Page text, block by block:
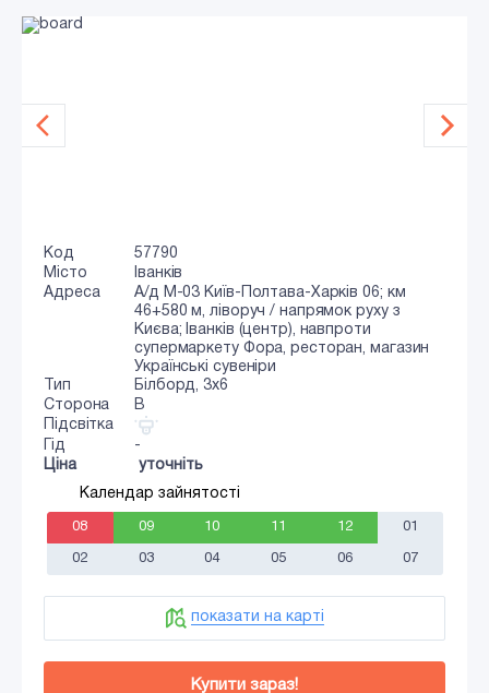
Код
57790
Місто
Іванків
Адреса
А/д М-03 Київ-Полтава-Харків 06; км
46+580 м, ліворуч / напрямок руху з
Києва; Іванків (центр), навпроти
супермаркету Фора, ресторан, магазин
Українські сувеніри
Тип
Білборд, 3х6
Сторона
B
Підсвітка
Гід
-
Ціна
уточніть
Календар зайнятості
08 09 10 11 12 01
02 03 04 05 06 07
показати на карті
Купити зараз!